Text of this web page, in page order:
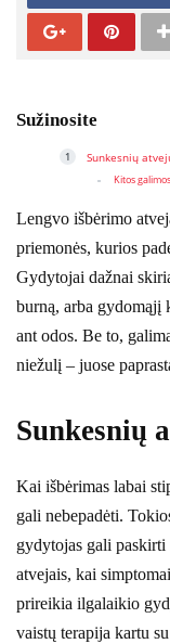
Sužinosite
Sunkesnių
Kitos
Lengvo išbėrimo
priemonės, kurios
Gydytojai dažnai
burną, arba gydomąjį
ant odos. Be to,
niežulį – juose
Sunkesnių
Kai išbėrimas labai
gali nebepadėti.
gydytojas gali
atvejais, kai
prireikia ilgalaikio
vaistų terapija kartu